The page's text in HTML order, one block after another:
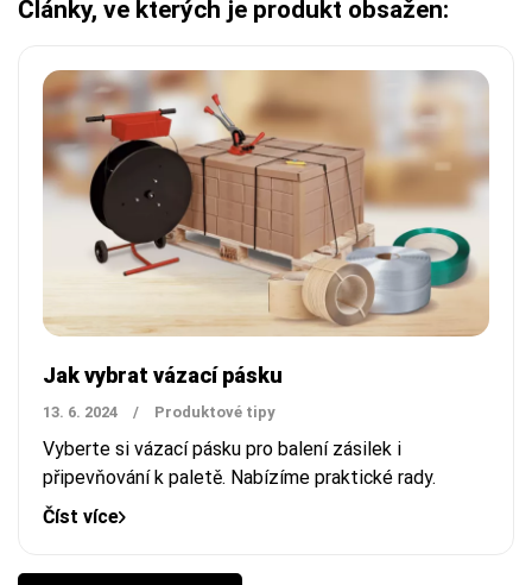
Články, ve kterých je produkt obsažen:
Jak vybrat vázací pásku
13. 6. 2024 / Produktové tipy
Vyberte si vázací pásku pro balení zásilek i
připevňování k paletě. Nabízíme praktické rady.
Číst více